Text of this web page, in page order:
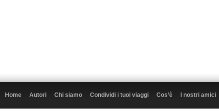
Home Autori Chi siamo Condividi i tuoi viaggi Cos’è I nostri amici